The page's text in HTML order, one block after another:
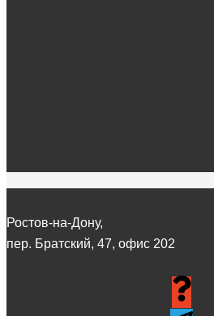
Ростов-на-Дону,
пер. Братский, 47, офис 202